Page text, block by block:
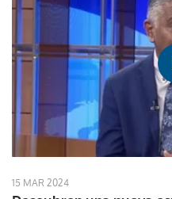
15 MAR 2024